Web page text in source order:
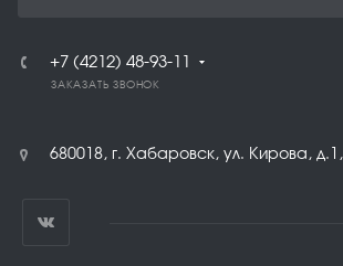
+7 (4212) 48-93-11
ЗАКАЗАТЬ ЗВОНОК
680018, г. Хабаровск, ул. Кирова, д.1,